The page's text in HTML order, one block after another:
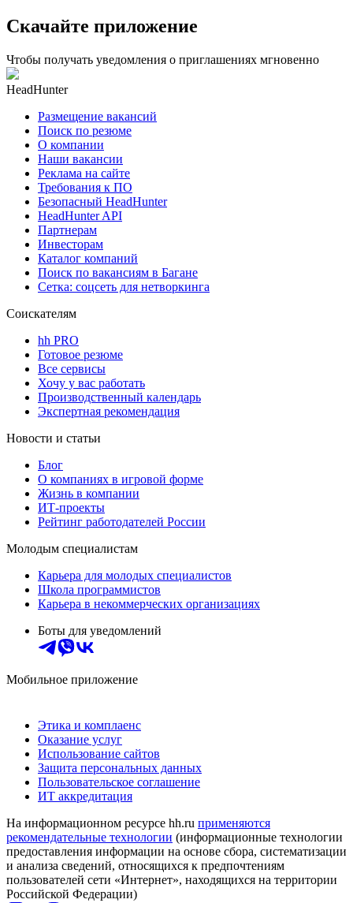
Скачайте приложение
Чтобы получать уведомления о приглашениях мгновенно
HeadHunter
Размещение вакансий
Поиск по резюме
О компании
Наши вакансии
Реклама на сайте
Требования к ПО
Безопасный HeadHunter
HeadHunter API
Партнерам
Инвесторам
Каталог компаний
Поиск по вакансиям в Багане
Сетка: соцсеть для нетворкинга
Соискателям
hh PRO
Готовое резюме
Все сервисы
Хочу у вас работать
Производственный календарь
Экспертная рекомендация
Новости и статьи
Блог
О компаниях в игровой форме
Жизнь в компании
ИТ-проекты
Рейтинг работодателей России
Молодым специалистам
Карьера для молодых специалистов
Школа программистов
Карьера в некоммерческих организациях
Боты для уведомлений
Мобильное приложение
Этика и комплаенс
Оказание услуг
Использование сайтов
Защита персональных данных
Пользовательское соглашение
ИТ аккредитация
На информационном ресурсе hh.ru применяются
рекомендательные технологии (информационные технологии
предоставления информации на основе сбора, систематизации
и анализа сведений, относящихся к предпочтениям
пользователей сети «Интернет», находящихся на территории
Российской Федерации)